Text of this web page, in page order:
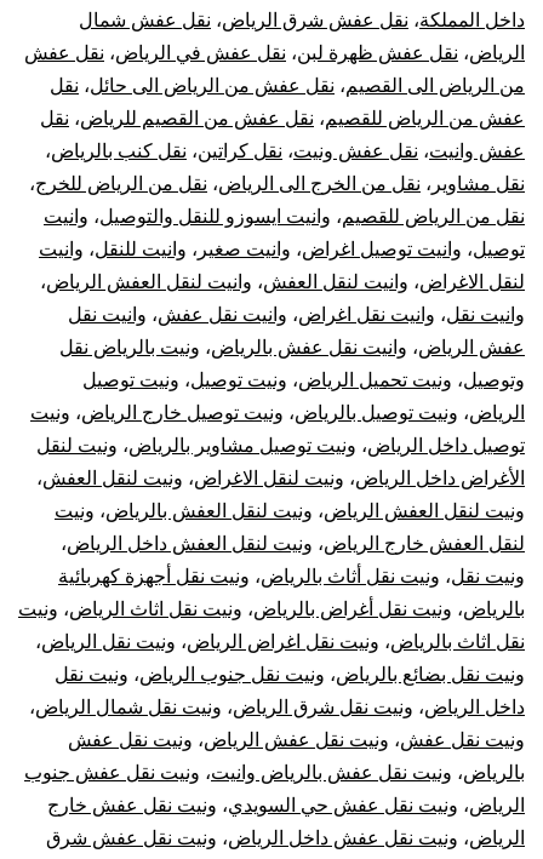
داخل المملكة، نقل عفش شرق الرياض، نقل عفش شمال
الرياض، نقل عفش ظهرة لبن، نقل عفش في الرياض، نقل عفش
من الرياض الى القصيم، نقل عفش من الرياض الى حائل، نقل
عفش من الرياض للقصيم، نقل عفش من القصيم للرياض، نقل
عفش وانيت، نقل عفش ونيت، نقل كراتين، نقل كنب بالرياض،
نقل مشاوير ، نقل من الخرج الى الرياض، نقل من الرياض للخرج،
نقل من الرياض للقصيم، وانيت ايسوزو للنقل والتوصيل، وانيت
توصيل، وانيت توصيل اغراض، وانيت صغير ، وانيت للنقل، وانيت
لنقل الاغراض، وانيت لنقل العفش، وانيت لنقل العفش الرياض،
وانيت نقل، وانيت نقل اغراض، وانيت نقل عفش، وانيت نقل
عفش الرياض، وانيت نقل عفش بالرياض، ونيت بالرياض نقل
وتوصيل، ونيت تحميل الرياض، ونيت توصيل، ونيت توصيل
الرياض، ونيت توصيل بالرياض، ونيت توصيل خارج الرياض، ونيت
توصيل داخل الرياض، ونيت توصيل مشاوير بالرياض، ونيت لنقل
الأغراض داخل الرياض، ونيت لنقل الاغراض، ونيت لنقل العفش،
ونيت لنقل العفش الرياض، ونيت لنقل العفش بالرياض، ونيت
لنقل العفش خارج الرياض، ونيت لنقل العفش داخل الرياض،
ونيت نقل، ونيت نقل أثاث بالرياض، ونيت نقل أجهزة كهربائية
بالرياض، ونيت نقل أغراض بالرياض، ونيت نقل اثاث الرياض، ونيت
نقل اثاث بالرياض، ونيت نقل اغراض الرياض، ونيت نقل الرياض،
ونيت نقل بضائع بالرياض، ونيت نقل جنوب الرياض، ونيت نقل
داخل الرياض، ونيت نقل شرق الرياض، ونيت نقل شمال الرياض،
ونيت نقل عفش، ونيت نقل عفش الرياض، ونيت نقل عفش
بالرياض، ونيت نقل عفش بالرياض وانيت، ونيت نقل عفش جنوب
الرياض، ونيت نقل عفش حي السويدي، ونيت نقل عفش خارج
الرياض، ونيت نقل عفش داخل الرياض، ونيت نقل عفش شرق